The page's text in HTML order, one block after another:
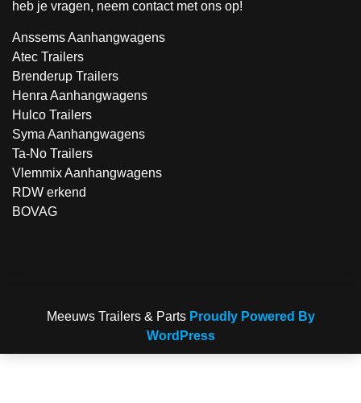
heb je vragen, neem contact met ons op!
Anssems Aanhangwagens
Atec Trailers
Brenderup Trailers
Henra Aanhangwagens
Hulco Trailers
Syma Aanhangwagens
Ta-No Trailers
Vlemmix Aanhangwagens
RDW erkend
BOVAG
Meeuws Trailers & Parts Proudly Powered By
WordPress